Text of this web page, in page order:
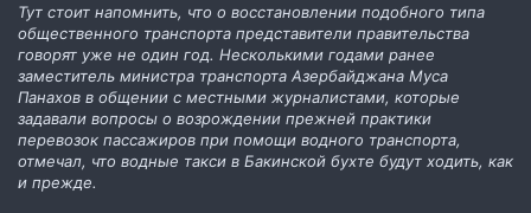
Тут стоит напомнить, что о восстановлении подобного типа
общественного транспорта представители правительства
говорят уже не один год. Несколькими годами ранее
заместитель министра транспорта Азербайджана Муса
Панахов в общении с местными журналистами, которые
задавали вопросы о возрождении прежней практики
перевозок пассажиров при помощи водного транспорта,
отмечал, что водные такси в Бакинской бухте будут ходить, как
и прежде.